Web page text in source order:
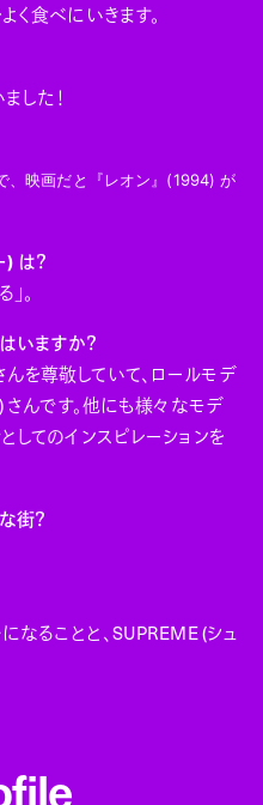
く食べにいきます。
した！
、映画だと『レオン』(1994) が
は？
。
いますか？
んを尊敬していて、ロールモデ
さんです。他にも様々なモデ
してのインスピレーションを
街？
なることと、SUPREME (シュ